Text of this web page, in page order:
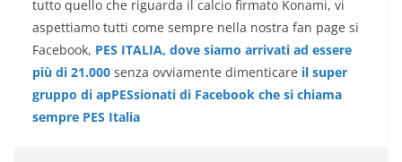
tutto quello che riguarda il calcio firmato Konami, vi
aspettiamo tutti come sempre nella nostra fan page si
Facebook, PES ITALIA, dove siamo arrivati ad essere
più di 21.000 senza ovviamente dimenticare il super
gruppo di apPESsionati di Facebook che si chiama
sempre PES Italia